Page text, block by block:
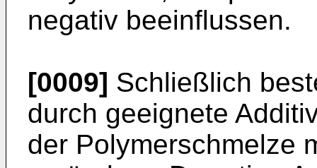
negativ beeinflussen.
[0009] Schließlich
durch geeignete
der Polymerschmelze